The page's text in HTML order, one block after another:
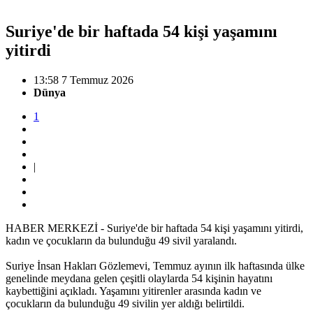
Suriye'de bir haftada 54 kişi yaşamını
yitirdi
13:58 7 Temmuz 2026
Dünya
1
|
HABER MERKEZİ - Suriye'de bir haftada 54 kişi yaşamını yitirdi,
kadın ve çocukların da bulunduğu 49 sivil yaralandı.
Suriye İnsan Hakları Gözlemevi, Temmuz ayının ilk haftasında ülke
genelinde meydana gelen çeşitli olaylarda 54 kişinin hayatını
kaybettiğini açıkladı. Yaşamını yitirenler arasında kadın ve
çocukların da bulunduğu 49 sivilin yer aldığı belirtildi.